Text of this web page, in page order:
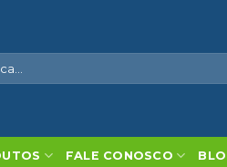
FALE CONOSCO